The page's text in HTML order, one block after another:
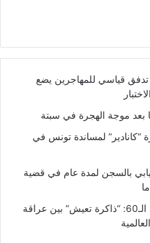
قياسي للمهاجرين يضع
بعد موجة الهجرة في سبتة
“كانادير” لمساندة تونس في
بالسجن لمدة عام في قضية
مهرجان الحمامات الدولي في دورته الـ60: “ذاكرة تعيش” بين عراقة